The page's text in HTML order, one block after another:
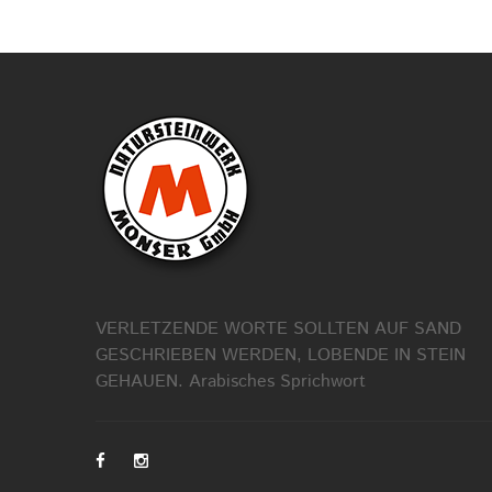
VERLETZENDE WORTE SOLLTEN AUF SAND
GESCHRIEBEN WERDEN, LOBENDE IN STEIN
GEHAUEN. Arabisches Sprichwort